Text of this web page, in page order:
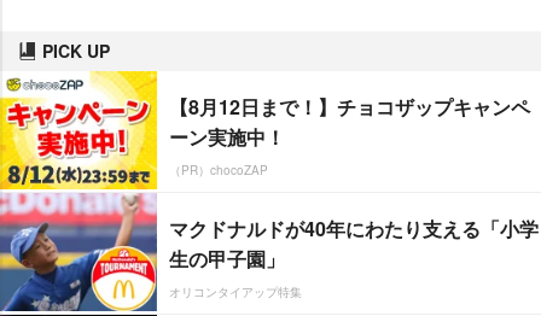
PICK UP
【8月12日まで！】チョコザップキャンペ
ーン実施中！
（PR）chocoZAP
マクドナルドが40年にわたり支える「小学
生の甲子園」
オリコンタイアップ特集